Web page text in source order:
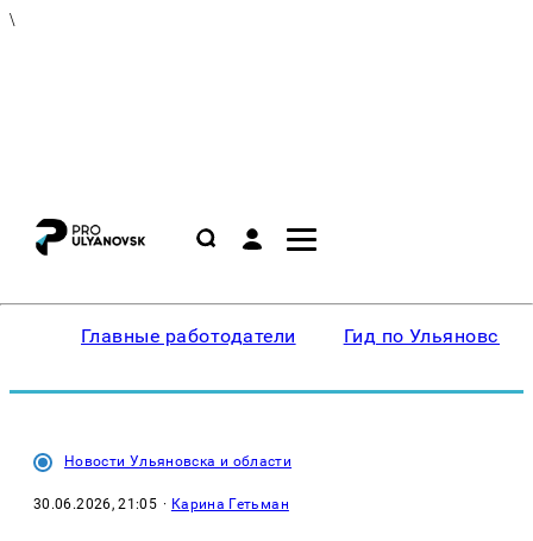
\
Главные работодатели Гид по Ульяновску
Новости Ульяновска и области
30.06.2026, 21:05 · Карина Гетьман